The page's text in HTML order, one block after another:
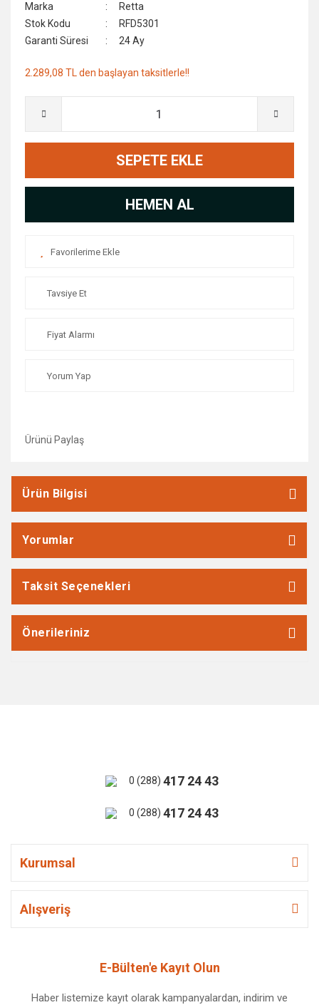
Marka
Retta
Stok Kodu
RFD5301
Garanti Süresi
24 Ay
2.289,08 TL den başlayan taksitlerle!!
SEPETE EKLE
HEMEN AL
Tavsiye Et
Fiyat Alarmı
Yorum Yap
Ürünü Paylaş
Ürün Bilgisi
Yorumlar
Taksit Seçenekleri
Önerileriniz
0 (288) 417 24 43
0 (288) 417 24 43
Kurumsal
Alışveriş
E-Bülten'e Kayıt Olun
Haber listemize kayıt olarak kampanyalardan, indirim ve